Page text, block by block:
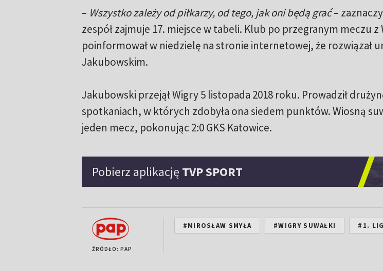
– Wszystko zależy od piłkarzy, od tego, jak oni będą grać–
zespół zajmuje 17. miejsce w tabeli. Klub po przegranym meczu z
poinformował w niedzielę na stronie internetowej, że rozwiązał
Jakubowskim.
Jakubowski przejął Wigry 5 listopada 2018 roku. Prowadził
spotkaniach, w których zdobyła ona siedem punktów. Wiosną
jeden mecz, pokonując 2:0 GKS Katowice.
Pobierz aplikację TVP SPORT
ŹRÓDŁO: PAP
#MIROSŁAW SMYŁA #WIGRY SUWAŁKI #1.